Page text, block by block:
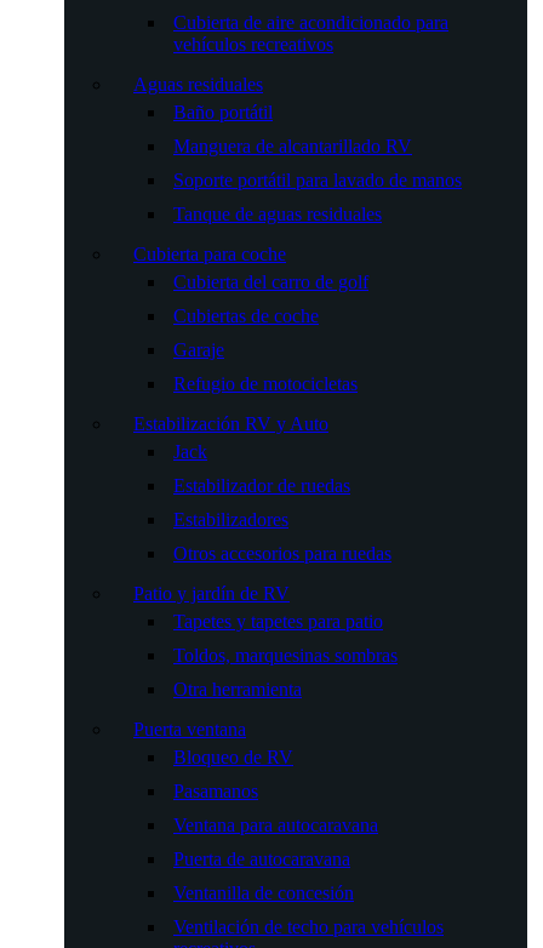
Cubierta de aire acondicionado para
vehículos recreativos
Aguas residuales
Baño portátil
Manguera de alcantarillado RV
Soporte portátil para lavado de manos
Tanque de aguas residuales
Cubierta para coche
Cubierta del carro de golf
Cubiertas de coche
Garaje
Refugio de motocicletas
Estabilización RV y Auto
Jack
Estabilizador de ruedas
Estabilizadores
Otros accesorios para ruedas
Patio y jardín de RV
Tapetes y tapetes para patio
Toldos, marquesinas sombras
Otra herramienta
Puerta ventana
Bloqueo de RV
Pasamanos
Ventana para autocaravana
Puerta de autocaravana
Ventanilla de concesión
Ventilación de techo para vehículos